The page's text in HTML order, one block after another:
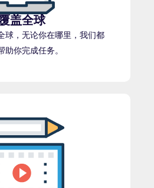
盖全球
球，无论你在哪里，我们都
助你完成任务。